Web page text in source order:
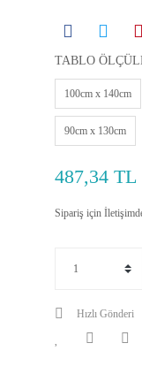
TABLO
100cm x 140cm
90cm x 130cm
487,34 TL
Sipariş için
Hızlı Gönderi